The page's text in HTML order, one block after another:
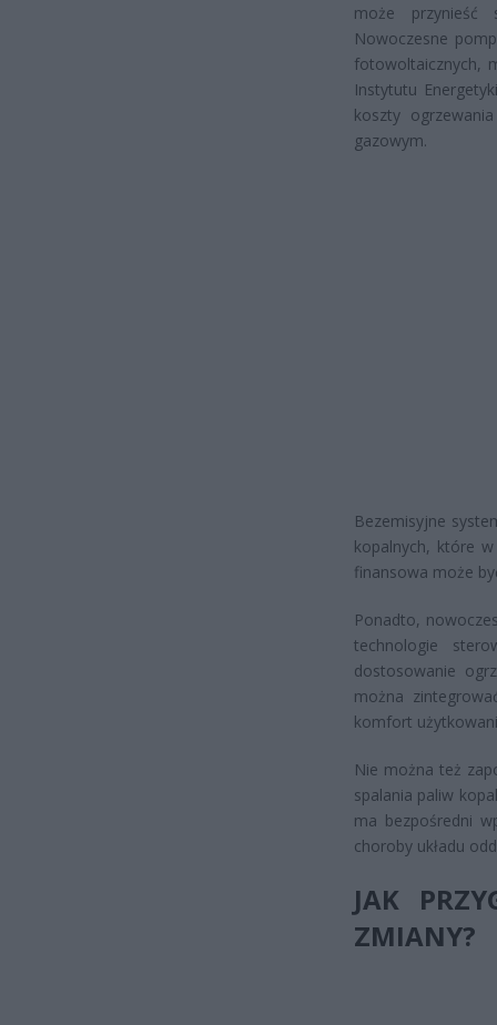
może przynieść
Nowoczesne
fotowoltaicznych,
Instytutu
koszty
gazowym.
Bezemisyjne
kopalnych, które
finansowa może
Ponadto,
technologie
dostosowanie
można
komfort
Nie można też
spalania paliw
ma bezpośredni
choroby układu
JAK
ZMIANY?